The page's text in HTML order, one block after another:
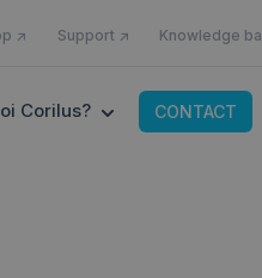
COMME
↗ Support ↗ Knowledge
TOOLS
FOR OFFRE IT
Corilus? SHOW SUBMENU
CONTACT